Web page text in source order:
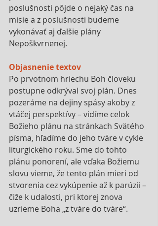
poslušnosti pôjde o nejaký čas na
misie a z poslušnosti budeme
vykonávať aj ďalšie plány
Nepoškvrnenej.
Objasnenie textov
Po prvotnom hriechu Boh človeku
postupne odkrýval svoj plán. Dnes
pozeráme na dejiny spásy akoby z
vtáčej perspektívy – vidíme celok
Božieho plánu na stránkach Svätého
písma, hľadíme do jeho tváre v cykle
liturgického roku. Sme do tohto
plánu ponorení, ale vďaka Božiemu
slovu vieme, že tento plán mieri od
stvorenia cez vykúpenie až k parúzii –
čiže k udalosti, pri ktorej znova
uzrieme Boha „z tváre do tváre“.